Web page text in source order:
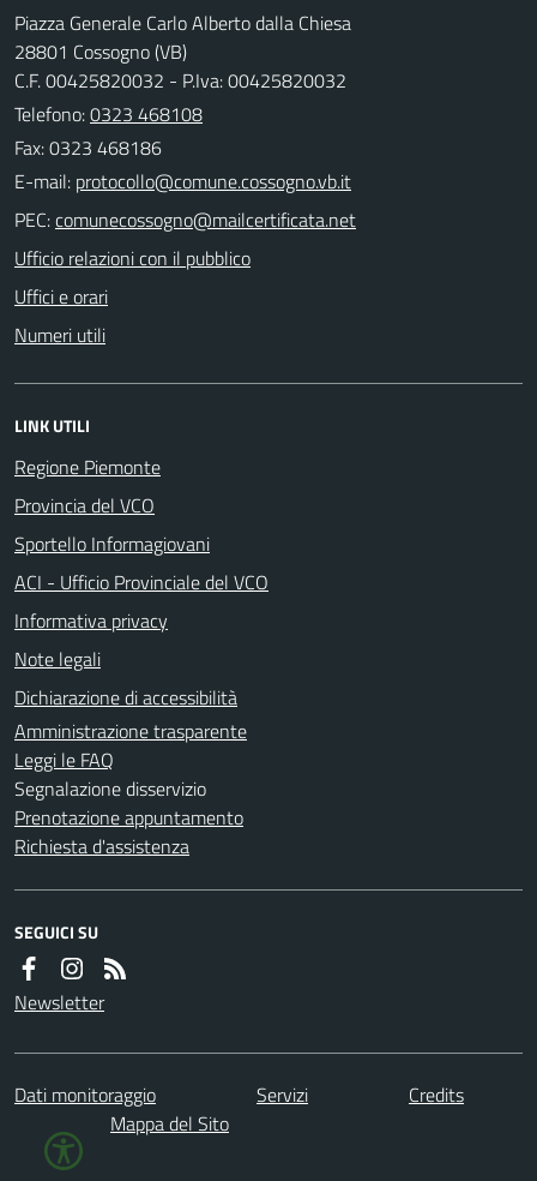
Piazza Generale Carlo Alberto dalla Chiesa
28801 Cossogno (VB)
C.F. 00425820032 - P.Iva: 00425820032
Telefono:0323 468108
Fax: 0323 468186
E-mail:
PEC:
Ufficio relazioni con il pubblico
Uffici e orari
Numeri utili
LINK UTILI
Regione Piemonte
Provincia del VCO
Sportello Informagiovani
ACI - Ufficio Provinciale del VCO
Informativa privacy
Note legali
Dichiarazione di accessibilità
Amministrazione trasparente
Leggi le FAQ
Segnalazione disservizio
Prenotazione appuntamento
Richiesta d'assistenza
SEGUICI SU
Newsletter
Dati monitoraggio Servizi
Credits
Mappa del Sito